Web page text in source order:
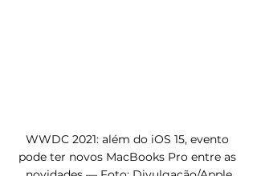
WWDC 2021: além do iOS 15, evento
pode ter novos MacBooks Pro entre as